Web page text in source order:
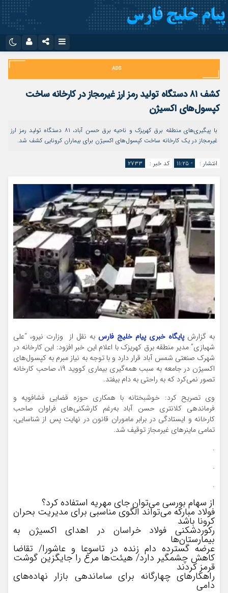
اینستاگرام
تلگرام
سروش
ایتا
آپارات
اپلیکیشن
نام کاربری یا نشانی ایمیل
مرا به خاطر بسپار
کشف ۸۱ دستگاه تولید رمز ارز غیرمجاز در کارخانه ساخت
کپسول‌های اکسیژن
با پیگیری‌های منطقه برق کهریزک و ناحیه برق حسن آباد، ۸۱ دستگاه تولید رمز ارز
غیرمجاز در یک کارخانه ساخت کپسول‌های اکسیژن برای بیماران کرونایی کشف شد.
انتشار : - ۱۱:۲۵ کد خبر : ۲۷۳۳
به گزارشپایگاه خبری پیام خلیج فارس به نقل از وزارت نیرو، “علی
شهبازی” مدیر منطقه برق کهریزک با اعلام این خبر افزود: این کارخانه در
شهرک صنعتی شمس آباد قرار دارد و با توجه به نیاز مبرم به کپسول‌های
اکسیژن در جامعه به سبب همه‌گیری بیماری کووید ۱۹، صاحب کارخانه
تصور نمی‌کرد که به راحتی به دام بیفتد.
وی تصریح کرد: خوشبختانه با همکاری حوزه قضایی فشافویه و
فرماندهی کلانتری حسن آباد به‌رغم کارشکنی‌های فراوان صاحب
کارخانه و ایستادگی در برابر ماموران قانون در نهایت پس از شناسایی،
تمامی ماینرهای غیرمجاز توقیف شد.
.
.
.
از سهام بورسی می‌توان جای مهریه استفاده کرد؟
فولاد مبارکه می‌تواند الگوی مناسبی برای مدیریت بحران
کرونا باشد
رکوردشکنی فولاد خراسان در اهدای اکسیژن به
بیمارستان‌ها
عرضه گسترده دام زنده در تاسوعا و عاشورا/ تقاضا
کاهش چشمگیر دارد/ هیئت‌ها مرغ را جایگزین گوشت
قرمز کردند
راهکارهای چهارگانه برای ساماندهی بازار نهاده‌های
دامی